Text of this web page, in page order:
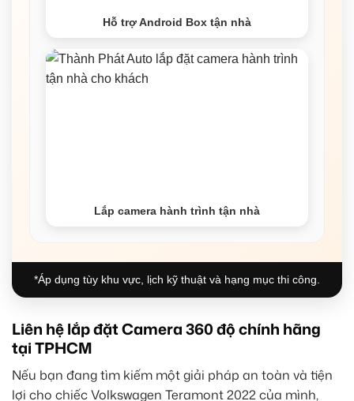
Hỗ trợ Android Box tận nhà
Lắp camera hành trình tận nhà
*Áp dụng tùy khu vực, lịch kỹ thuật và hạng mục thi công.
Liên hệ lắp đặt Camera 360 độ chính hãng
tại TPHCM
Nếu bạn đang tìm kiếm một giải pháp an toàn và tiện
lợi cho chiếc Volkswagen Teramont 2022 của mình,